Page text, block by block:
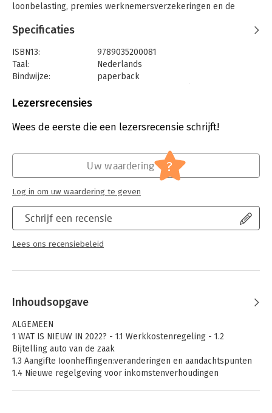
loonbelasting, premies werknemersverzeke­ringen en de
Met de Loon Almanak kunnen zij een goede loonadministratie
voeren en een correcte aan­gifte loonheffingen doen. De Loon
Alma­nak helpt ook om met werknemers fiscaal aantrekkelijke
arbeidsvoorwaarden af te spreken. De Loon Almanak
werkgevers.
De Loon Almanak biedt een compleet overzicht van bestaande
en nieuwe regels, met veel rekenvoorbeelden.
Specificaties
ISBN13:
9789035200081
Taal:
Nederlands
Bindwijze:
paperback
Verschijningsdatum:
25-2-2022
Personeelsmanagement
Belastingrecht - Loonbelasting
Serie:
Nextens Loon Almanak
Lezersrecensies
Wees de eerste die een lezersrecensie schrijft!
Schrijf een recensie
Lees ons recensiebeleid
Uw waardering ?
Log in om uw waardering te geven
Inhoudsopgave
ALGEMEEN
1 WAT IS NIEUW IN 2022? - 1.1 Werkkostenregeling - 1.2
Bijtelling auto van de zaak
1.3 Aangifte Ioonheffingen:veranderingen en aandachtspunten
1.4 Nieuwe regelgeving voor inkomstenverhoudingen